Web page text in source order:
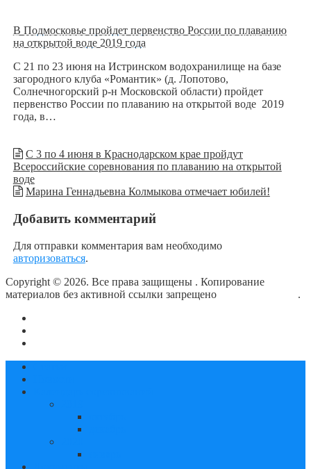
В Подмосковье пройдет первенство России по плаванию
на открытой воде 2019 года
С 21 по 23 июня на Истринском водохранилище на базе
загородного клуба «Романтик» (д. Лопотово,
Солнечногорский р-н Московской области) пройдет
первенство России по плаванию на открытой воде 2019
года, в…
С 3 по 4 июня в Краснодарском крае пройдут
Всероссийские соревнования по плаванию на открытой
воде
Марина Геннадьевна Колмыкова отмечает юбилей!
Добавить комментарий
Для отправки комментария вам необходимо
авторизоваться.
Copyright © 2026. Все права защищены . Копирование
материалов без активной ссылки запрещено
.